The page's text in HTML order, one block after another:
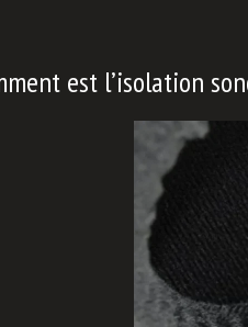
est l’isolation